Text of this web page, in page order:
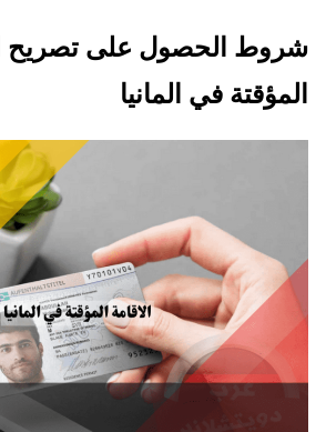
شروط الحصول على تصريح
المؤقتة في المانيا